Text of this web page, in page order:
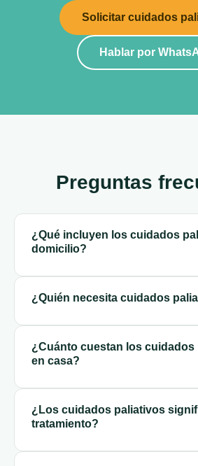
Solicitar cuidados
Hablar por
Preguntas
¿Qué incluyen los cuidados
domicilio?
¿Quién necesita cuidados
¿Cuánto cuestan los cuidados
en casa?
¿Los cuidados paliativos
tratamiento?